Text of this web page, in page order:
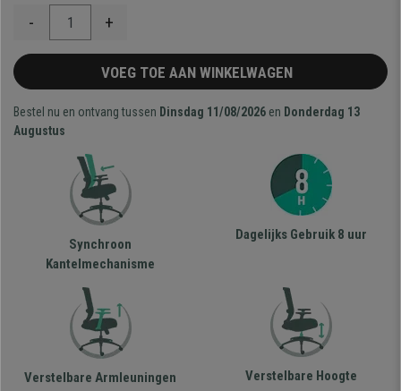
- +
VOEG TOE AAN WINKELWAGEN
Bestel nu en ontvang tussen Dinsdag 11/08/2026 en Donderdag 13
Augustus
Synchroon
Kantelmechanisme
Dagelijks Gebruik 8 uur
Verstelbare Armleuningen Verstelbare Hoogte